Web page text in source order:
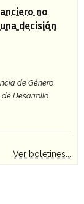
no
decisión
de Género,
Desarrollo
Ver boletines...